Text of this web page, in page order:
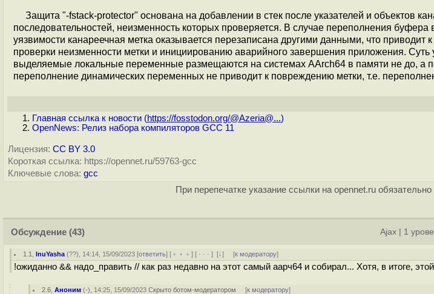
Защита "-fstack-protector" основана на добавлении в стек после указателей и объектов
последовательностей, неизменность которых проверяется. В случае переполнения буфера
уязвимости канареечная метка оказывается перезаписана другими данными, что
проверки неизменности метки и инициированию аварийного завершения приложения. Суть
выделяемые локальные переменные размещаются на системах AArch64 в памяти не до, а
переполнение динамических переменных не приводит к повреждению метки, т.е.
Главная ссылка к новости (https://fosstodon.org/@Azeria@...)
OpenNews: Релиз набора компиляторов GCC 11
Лицензия: CC BY 3.0
Короткая ссылка: https://opennet.ru/59763-gcc
Ключевые слова: gcc
При перепечатке указание ссылки на opennet.ru обязательно
Обсуждение (43) Ajax 1
1.1 ,InuYasha (??), 14:14, 15/09/2023 [ответить] [ ﹢﹢﹢] [ · · ·][↓] [к модератору]
!ожиданно && надо_править // как раз недавно на этот самый аарч64 и собирал... Хотя, в итоге,
2.6 ,Аноним (-), 14:25, 15/09/2023Скрыто ботом-модератором [к модератору]